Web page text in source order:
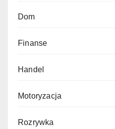
Dom
Finanse
Handel
Motoryzacja
Rozrywka